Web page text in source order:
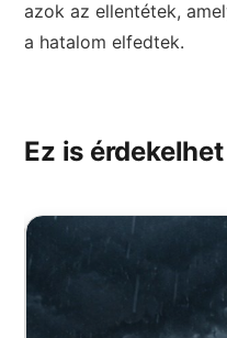
azok az ellentétek,
a hatalom elfedtek.
Ez is érdekelhet